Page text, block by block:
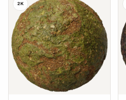
2K